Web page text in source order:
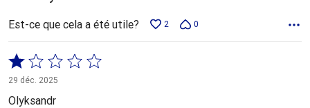
Est-ce que cela a été utile? 2 0
Coté
1 sur
5
29 déc. 2025
Olyksandr